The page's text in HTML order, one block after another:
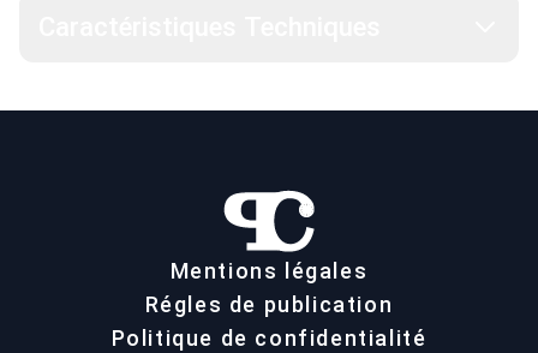
Mentions légales
Régles de publication
Politique de confidentialité